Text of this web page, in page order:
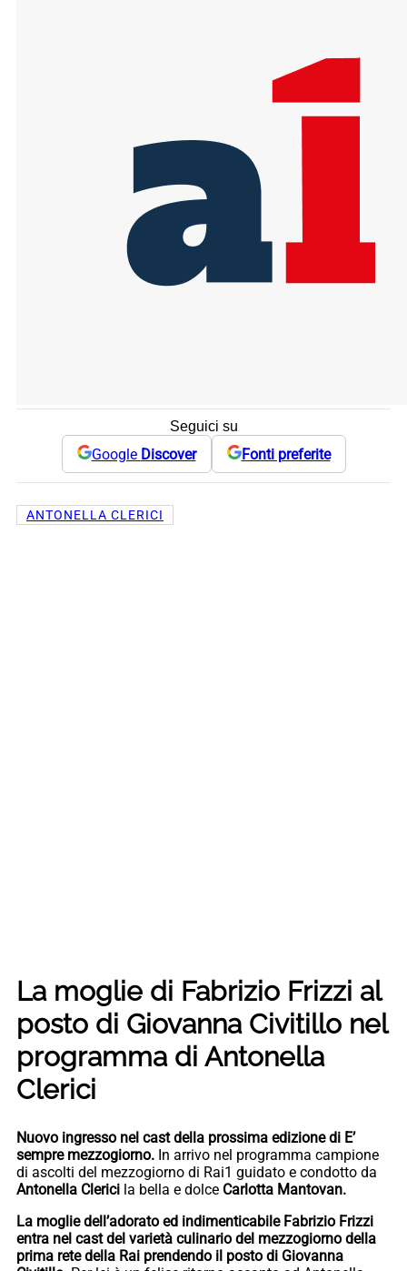
Seguici su
Google Discover Fonti preferite
ANTONELLA CLERICI
La moglie di Fabrizio Frizzi al
posto di Giovanna Civitillo nel
programma di Antonella
Clerici
Nuovo ingresso nel cast della prossima edizione di E’
sempre mezzogiorno. In arrivo nel programma campione
di ascolti del mezzogiorno di Rai1 guidato e condotto da
Antonella Clerici la bella e dolce Carlotta Mantovan.
La moglie dell’adorato ed indimenticabile Fabrizio Frizzi
entra nel cast del varietà culinario del mezzogiorno della
prima rete della Rai prendendo il posto di Giovanna